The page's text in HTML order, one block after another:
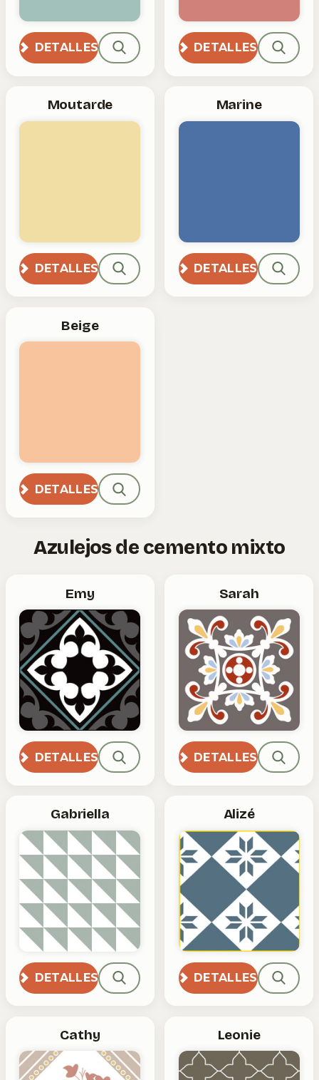
DETALLES DETALLES
Moutarde
DETALLES
Marine
DETALLES
Beige
DETALLES
Azulejos de cemento mixto
Emy
DETALLES
Sarah
DETALLES
Gabriella
DETALLES
Alizé
DETALLES
Cathy Leonie